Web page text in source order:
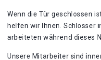
Wenn die Tür geschlossen
helfen wir Ihnen. Schlosser
arbeiteten während dieses
Unsere Mitarbeiter sind